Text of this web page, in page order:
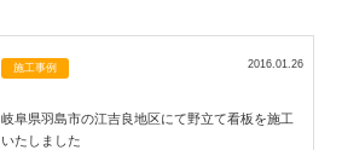
施工事例 2016.01.26
岐阜県羽島市の江吉良地区にて野立て看板を施工
いたしました